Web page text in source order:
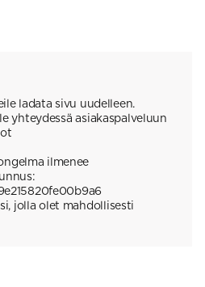
ladata sivu uudelleen.
yhteydessä asiakaspalveluun
ilmenee
jolla olet mahdollisesti